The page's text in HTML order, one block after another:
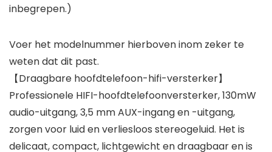
inbegrepen.)
Voer het modelnummer hierboven inom zeker te
weten dat dit past.
【Draagbare hoofdtelefoon-hifi-versterker】
Professionele HIFI-hoofdtelefoonversterker, 130mW
audio-uitgang, 3,5 mm AUX-ingang en -uitgang,
zorgen voor luid en verliesloos stereogeluid. Het is
delicaat, compact, lichtgewicht en draagbaar en is